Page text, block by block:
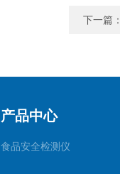
下一篇
产品中心
食品安全检测仪